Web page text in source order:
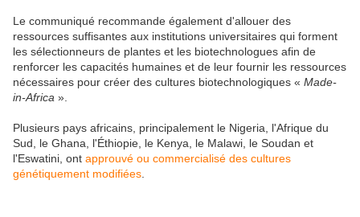
Le communiqué recommande également d'allouer des
ressources suffisantes aux institutions universitaires qui forment
les sélectionneurs de plantes et les biotechnologues afin de
renforcer les capacités humaines et de leur fournir les ressources
nécessaires pour créer des cultures biotechnologiques « Made-
in-Africa ».
Plusieurs pays africains, principalement le Nigeria, l'Afrique du
Sud, le Ghana, l'Éthiopie, le Kenya, le Malawi, le Soudan et
l'Eswatini, ont approuvé ou commercialisé des cultures
génétiquement modifiées.